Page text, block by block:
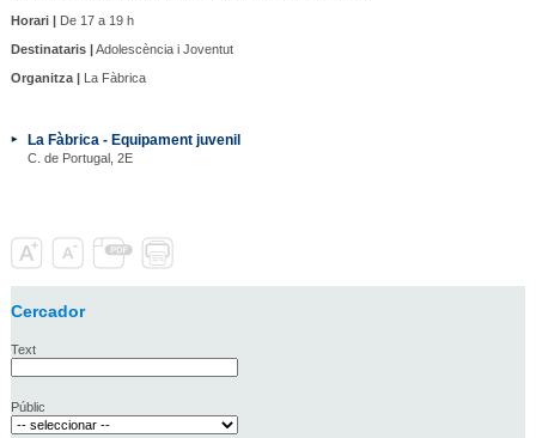
Horari |De 17 a 19 h
Destinataris |Adolescència i Joventut
Organitza |La Fàbrica
La Fàbrica - Equipament juvenil
C. de Portugal, 2E
Cercador
Text
Públic